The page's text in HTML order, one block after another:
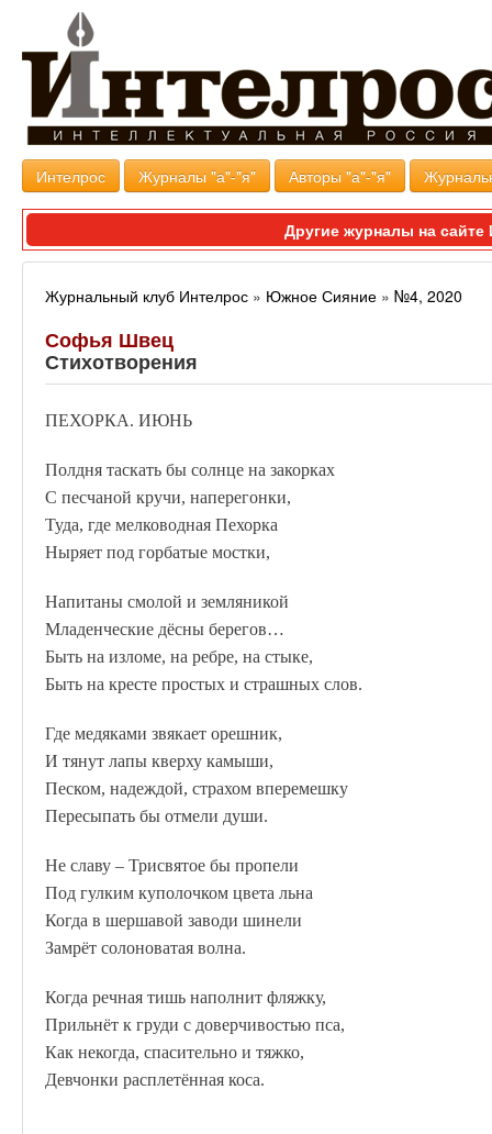
Интелрос Журналы "а"-"я" Авторы "а"-"я"
Другие журналы на
Журнальный клуб Интелрос » Южное Сияние » №4, 2020
Софья Швец
Стихотворения
ПЕХОРКА. ИЮНЬ
Полдня таскать бы солнце на закорках
С песчаной кручи, наперегонки,
Туда, где мелководная Пехорка
Ныряет под горбатые мостки,
Напитаны смолой и земляникой
Младенческие дёсны берегов…
Быть на изломе, на ребре, на стыке,
Быть на кресте простых и страшных слов.
Где медяками звякает орешник,
И тянут лапы кверху камыши,
Песком, надеждой, страхом вперемешку
Пересыпать бы отмели души.
Не славу – Трисвятое бы пропели
Под гулким куполочком цвета льна
Когда в шершавой заводи шинели
Замрёт солоноватая волна.
Когда речная тишь наполнит фляжку,
Прильнёт к груди с доверчивостью пса,
Как некогда, спасительно и тяжко,
Девчонки расплетённая коса.